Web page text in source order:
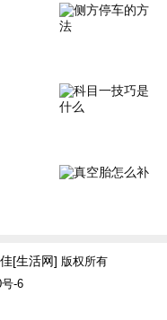
[生活网] 版权所有
-6